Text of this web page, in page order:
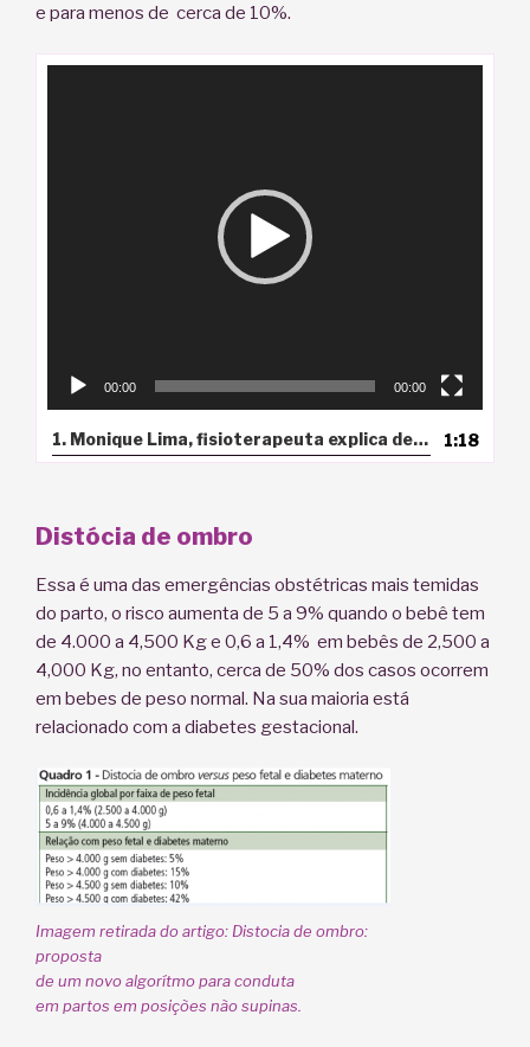
e para menos de cerca de 10%.
00:00 00:00
1. Monique Lima, fisioterapeuta explica de forma fácil de entender sobre desproporção céfalo-Pélvica. https://www.youtube.com/watch?v=r0ac_-BmKQs 1:18
Distócia de ombro
Essa é uma das emergências obstétricas mais temidas
do parto, o risco aumenta de 5 a 9% quando o bebê tem
de 4.000 a 4,500 Kg e 0,6 a 1,4% em bebês de 2,500 a
4,000 Kg, no entanto, cerca de 50% dos casos ocorrem
em bebes de peso normal. Na sua maioria está
relacionado com a diabetes gestacional.
Imagem retirada do artigo: Distocia de ombro:
proposta
de um novo algorítmo para conduta
em partos em posições não supinas.